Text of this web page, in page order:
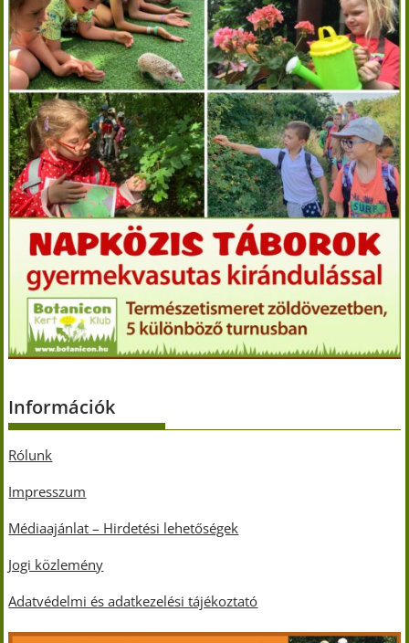
Információk
Rólunk
Impresszum
Médiaajánlat – Hirdetési lehetőségek
Jogi közlemény
Adatvédelmi és adatkezelési tájékoztató